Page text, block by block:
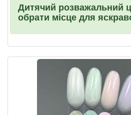
Дитячий розважальний
обрати місце для